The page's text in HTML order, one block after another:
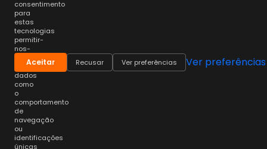
consentimento
para
estas
tecnologias
permitir-
nos-
á
processar
dados
como
o
comportamento
de
navegação
ou
identificações
únicas
Aceitar Recusar Ver preferências Ver preferências